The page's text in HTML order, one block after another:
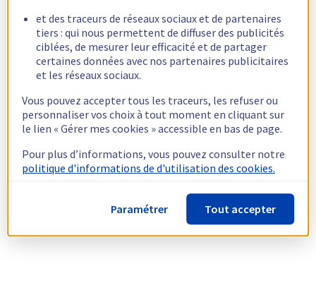
et des traceurs de réseaux sociaux et de partenaires
tiers : qui nous permettent de diffuser des publicités
ciblées, de mesurer leur efficacité et de partager
certaines données avec nos partenaires publicitaires
et les réseaux sociaux.
Vous pouvez accepter tous les traceurs, les refuser ou
personnaliser vos choix à tout moment en cliquant sur
le lien « Gérer mes cookies » accessible en bas de page.
Pour plus d’informations, vous pouvez consulter notre
politique d'informations de d'utilisation des cookies.
Paramétrer Tout accepter